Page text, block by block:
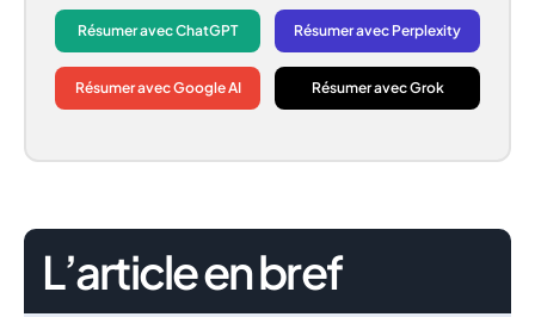
Résumer avec ChatGPT Résumer avec Perplexity
Résumer avec Google AI Résumer avec Grok
L’article en bref